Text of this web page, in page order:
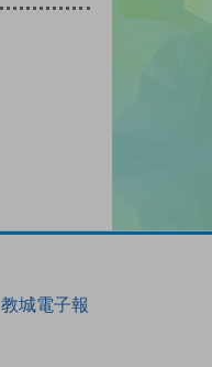
教城電子報